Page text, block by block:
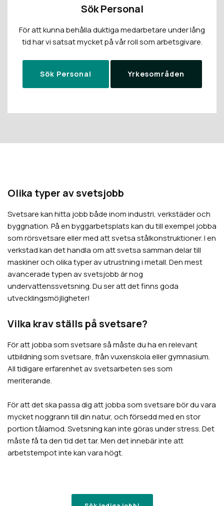
Sök Personal
För att kunna behålla duktiga medarbetare under lång
tid har vi satsat mycket på vår roll som arbetsgivare.
Sök Personal Yrkesområden
Olika typer av svetsjobb
Svetsare kan hitta jobb både inom industri, verkstäder och
byggnation. På en byggarbetsplats kan du till exempel jobba
som rörsvetsare eller med att svetsa stålkonstruktioner. I en
verkstad kan det handla om att svetsa samman delar till
maskiner och olika typer av utrustning i metall. Den mest
avancerade typen av svetsjobb är nog
undervattenssvetsning. Du ser att det finns goda
utvecklingsmöjligheter!
Vilka krav ställs på svetsare?
För att jobba som svetsare så måste du ha en relevant
utbildning som svetsare, från vuxenskola eller gymnasium.
All tidigare erfarenhet av svetsarbeten ses som
meriterande.
För att det ska passa dig att jobba som svetsare bör du vara
mycket noggrann till din natur, och försedd med en stor
portion tålamod. Svetsning kan inte göras under stress. Det
måste få ta den tid det tar. Men det innebär inte att
arbetstempot inte kan vara högt.